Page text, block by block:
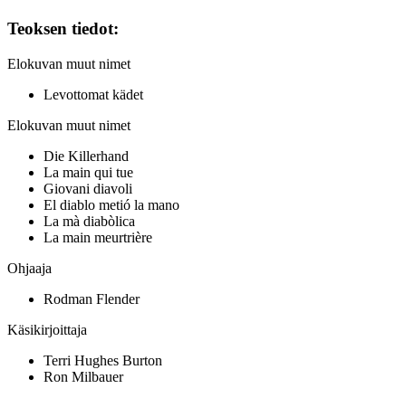
Teoksen tiedot:
Elokuvan muut nimet
Levottomat kädet
Elokuvan muut nimet
Die Killerhand
La main qui tue
Giovani diavoli
El diablo metió la mano
La mà diabòlica
La main meurtrière
Ohjaaja
Rodman Flender
Käsikirjoittaja
Terri Hughes Burton
Ron Milbauer